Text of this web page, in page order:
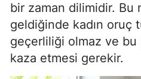
bir zaman dilimidir. Bu
geldiğinde kadın oruç
geçerliliği olmaz ve bu
kaza etmesi gerekir.